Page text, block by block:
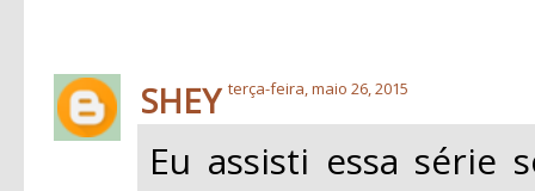
SHEY terça-feira, maio 26, 2015
Eu assisti essa série